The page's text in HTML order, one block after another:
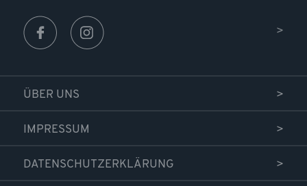
ÜBER UNS
IMPRESSUM
DATENSCHUTZERKLÄRUNG